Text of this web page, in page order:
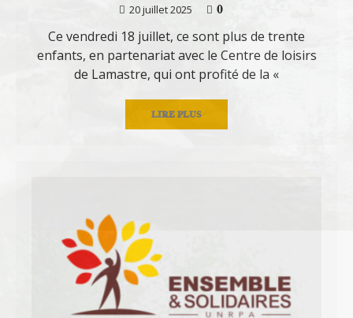
20 juillet 2025
0
Ce vendredi 18 juillet, ce sont plus de trente
enfants, en partenariat avec le Centre de loisirs
de Lamastre, qui ont profité de la «
LIRE PLUS